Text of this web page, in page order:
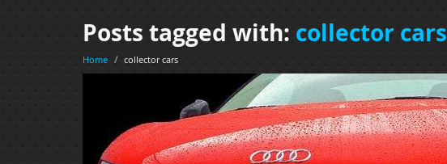
Posts tagged with: collector cars
Home / collector cars